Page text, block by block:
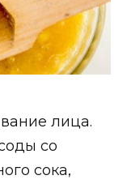
лица.
со
сока,